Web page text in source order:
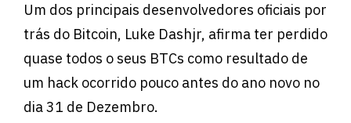
Um dos principais desenvolvedores oficiais por
trás do Bitcoin, Luke Dashjr, afirma ter perdido
quase todos o seus BTCs como resultado de
um hack ocorrido pouco antes do ano novo no
dia 31 de Dezembro.